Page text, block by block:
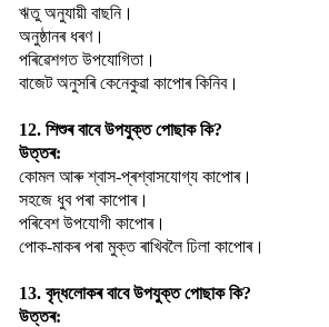
ঋতু অনুযায়ী বাছনি।
অনুষ্ঠানৰ ধৰণ।
পৰিৱেশগত উপযোগিতা।
বাজেট অনুসৰি কেনেকুৱা কাপোৰ কিনিব।
12. শিশুৰ বাবে উপযুক্ত পোছাক কি?
উত্তৰ:
কোমল আৰু শ্বাস-প্ৰশ্বাসযোগ্য কাপোৰ।
সহজে ধুব পৰা কাপোৰ।
পৰিবেশ উপযোগী কাপোৰ।
পোক-মাকৰ পৰা মুক্ত ৰাখিবলৈ ঢিলা কাপোৰ।
13. বৃদ্ধলোকৰ বাবে উপযুক্ত পোছাক কি?
উত্তৰ: